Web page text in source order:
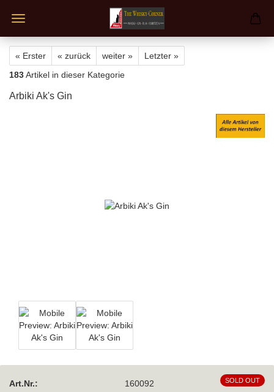
« Erster « zurück weiter »
Letzter »
183Artikel in dieser Kategorie
Arbiki Ak's Gin
SOLD OUT
Art.Nr.:
160092